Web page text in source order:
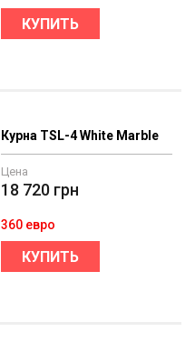
КУПИТЬ
Курна TSL-4 White Marble
Цена
18 720 грн
360 евро
КУПИТЬ